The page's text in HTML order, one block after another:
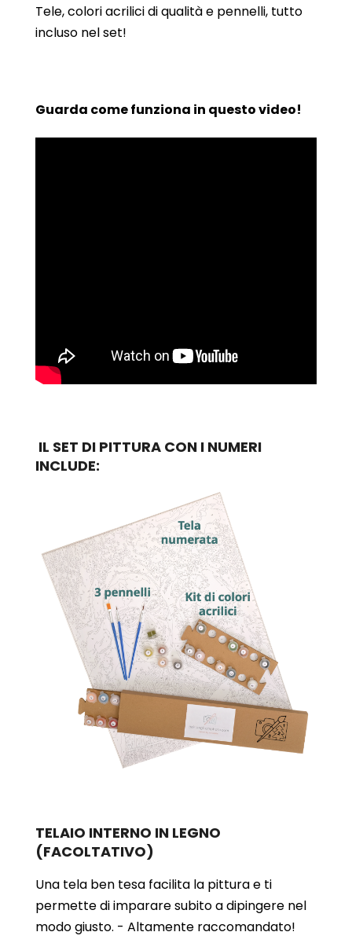
Tele, colori acrilici di qualità e pennelli, tutto
incluso nel set!
Guarda come funziona in questo video!
IL SET DI PITTURA CON I NUMERI
INCLUDE:
TELAIO INTERNO IN LEGNO
(FACOLTATIVO)
Una tela ben tesa facilita la pittura e ti
permette di imparare subito a dipingere nel
modo giusto. - Altamente raccomandato!